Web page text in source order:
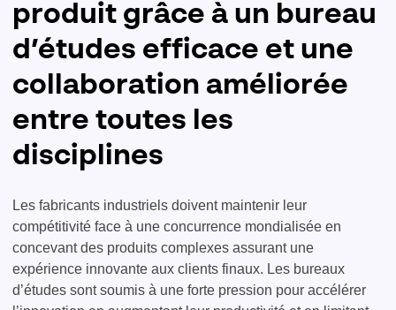
produit grâce à un bureau
d’études efficace et une
collaboration améliorée
entre toutes les
disciplines
Les fabricants industriels doivent maintenir leur
compétitivité face à une concurrence mondialisée en
concevant des produits complexes assurant une
expérience innovante aux clients finaux. Les bureaux
d’études sont soumis à une forte pression pour accélérer